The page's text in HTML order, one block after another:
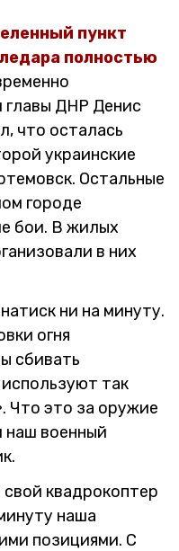
пункт
полностью
главы ДНР Денис
что осталась
украинские
Остальные
городе
бои. В жилых
в них
ни на минуту.
огня
сбивать
так
Что это за оружие
наш военный
квадрокоптер
наша
позициями. С